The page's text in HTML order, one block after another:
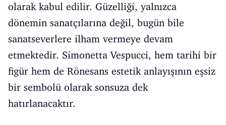
olarak kabul edilir. Güzelliği, yalnızca
dönemin sanatçılarına değil, bugün bile
sanatseverlere ilham vermeye devam
etmektedir. Simonetta Vespucci, hem tarihi bir
figür hem de Rönesans estetik anlayışının eşsiz
bir sembolü olarak sonsuza dek
hatırlanacaktır.